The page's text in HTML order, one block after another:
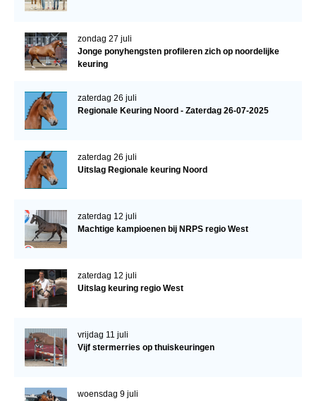
zondag 27 juli
Jonge ponyhengsten profileren zich op noordelijke
keuring
zaterdag 26 juli
Regionale Keuring Noord - Zaterdag 26-07-2025
zaterdag 26 juli
Uitslag Regionale keuring Noord
zaterdag 12 juli
Machtige kampioenen bij NRPS regio West
zaterdag 12 juli
Uitslag keuring regio West
vrijdag 11 juli
Vijf stermerries op thuiskeuringen
woensdag 9 juli